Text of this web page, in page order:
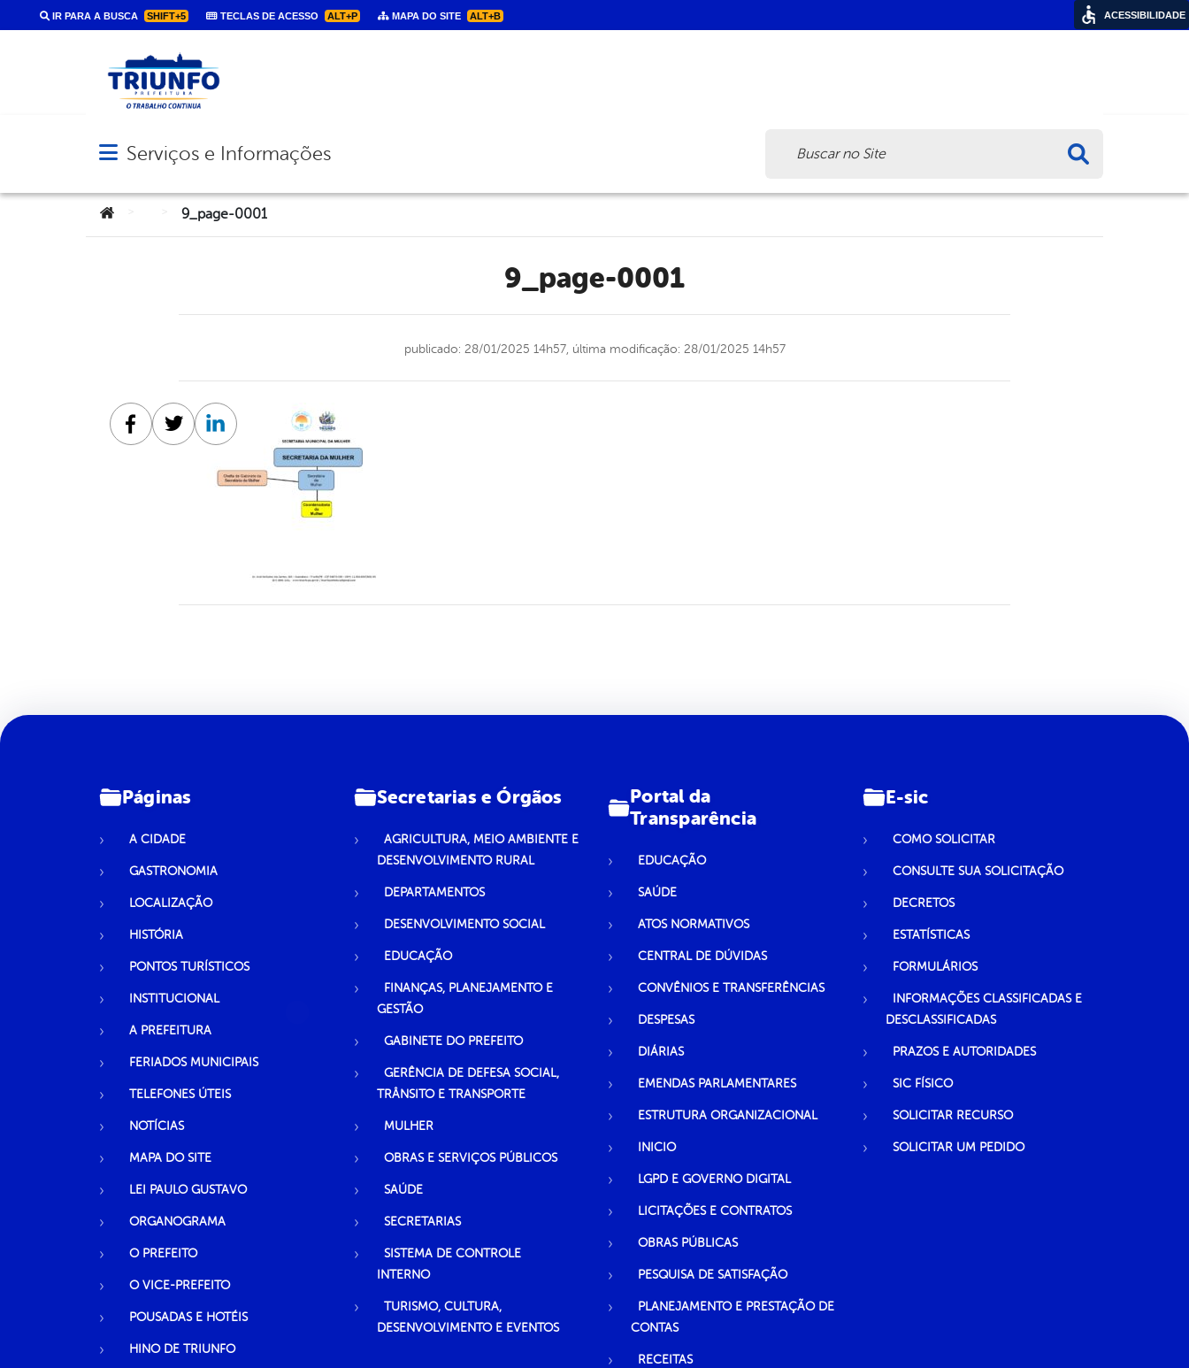
IR PARA A BUSCA SHIFT+5 TECLAS DE ACESSO ALT+P MAPA DO SITE ALT+B
Abrir menu principal de navegação
Serviços e Informações
Você está aqui:9_page-0001
9_page-0001
publicado: 28/01/2025 14h57, última modificação: 28/01/2025 14h57
Facebook
TwitterLinkedin
Páginas
A CIDADE
GASTRONOMIA
LOCALIZAÇÃO
HISTÓRIA
PONTOS TURÍSTICOS
INSTITUCIONAL
A PREFEITURA
FERIADOS MUNICIPAIS
TELEFONES ÚTEIS
NOTÍCIAS
MAPA DO SITE
LEI PAULO GUSTAVO
ORGANOGRAMA
O PREFEITO
O VICE-PREFEITO
POUSADAS E HOTÉIS
HINO DE TRIUNFO
Secretarias e Órgãos
AGRICULTURA, MEIO AMBIENTE E
DESENVOLVIMENTO RURAL
DEPARTAMENTOS
DESENVOLVIMENTO SOCIAL
EDUCAÇÃO
FINANÇAS, PLANEJAMENTO E
GESTÃO
GABINETE DO PREFEITO
GERÊNCIA DE DEFESA SOCIAL,
TRÂNSITO E TRANSPORTE
MULHER
OBRAS E SERVIÇOS PÚBLICOS
SAÚDE
SECRETARIAS
SISTEMA DE CONTROLE
INTERNO
TURISMO, CULTURA,
DESENVOLVIMENTO E EVENTOS
Portal da
Transparência
EDUCAÇÃO
SAÚDE
ATOS NORMATIVOS
CENTRAL DE DÚVIDAS
CONVÊNIOS E TRANSFERÊNCIAS
DESPESAS
DIÁRIAS
EMENDAS PARLAMENTARES
ESTRUTURA ORGANIZACIONAL
INICIO
LGPD E GOVERNO DIGITAL
LICITAÇÕES E CONTRATOS
OBRAS PÚBLICAS
PESQUISA DE SATISFAÇÃO
PLANEJAMENTO E PRESTAÇÃO DE
CONTAS
RECEITAS
E-sic
COMO SOLICITAR
CONSULTE SUA SOLICITAÇÃO
DECRETOS
ESTATÍSTICAS
FORMULÁRIOS
INFORMAÇÕES CLASSIFICADAS E
DESCLASSIFICADAS
PRAZOS E AUTORIDADES
SIC FÍSICO
SOLICITAR RECURSO
SOLICITAR UM PEDIDO
ACESSIBILIDADE